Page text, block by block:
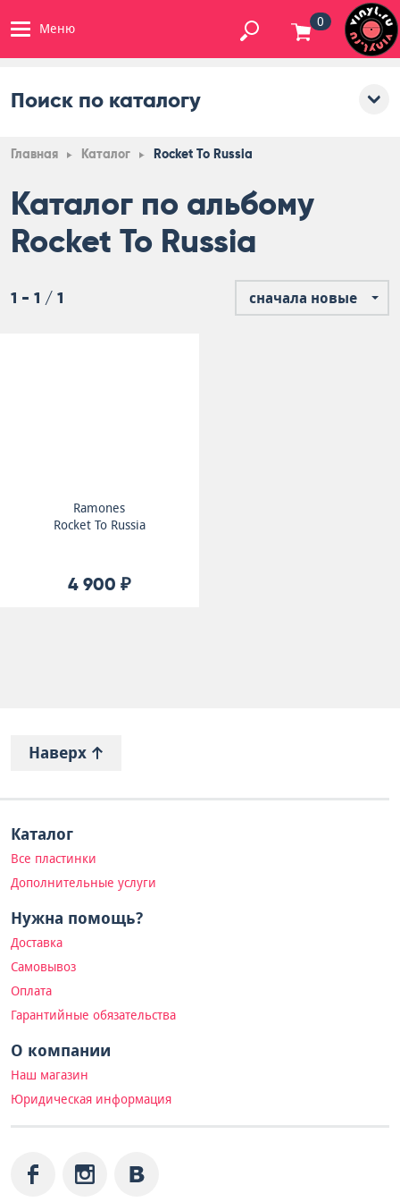
Меню 0
Поиск по каталогу
Главная Каталог Rocket To Russia
Каталог по альбому
Rocket To Russia
1 - 1 / 1 сначала новые
Ramones
Rocket To Russia
4 900 ₽
Наверх
Каталог
Все пластинки
Дополнительные услуги
Нужна помощь?
Доставка
Самовывоз
Оплата
Гарантийные обязательства
О компании
Наш магазин
Юридическая информация